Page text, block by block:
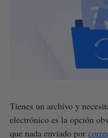
Tienes un archivo y
electrónico es la opción
que nada enviado por